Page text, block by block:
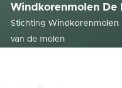
Overslaan en naar de
Windkorenmolen De
Stichting
van de molen